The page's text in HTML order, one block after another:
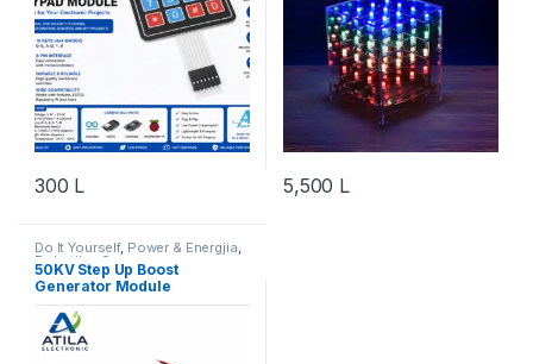
300 L 5,500 L
Do It Yourself, Power & Energjia,
Robotika Sensor
50KV Step Up Boost
Generator Module